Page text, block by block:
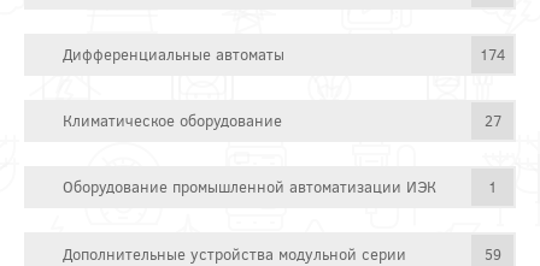
Дифференциальные автоматы 174
Климатическое оборудование 27
Оборудование промышленной автоматизации ИЭК 1
Дополнительные устройства модульной серии 59